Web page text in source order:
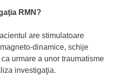
RMN?
are stimulatoare
dinamice, schije
urmare a unor traumatisme
investigaţia.